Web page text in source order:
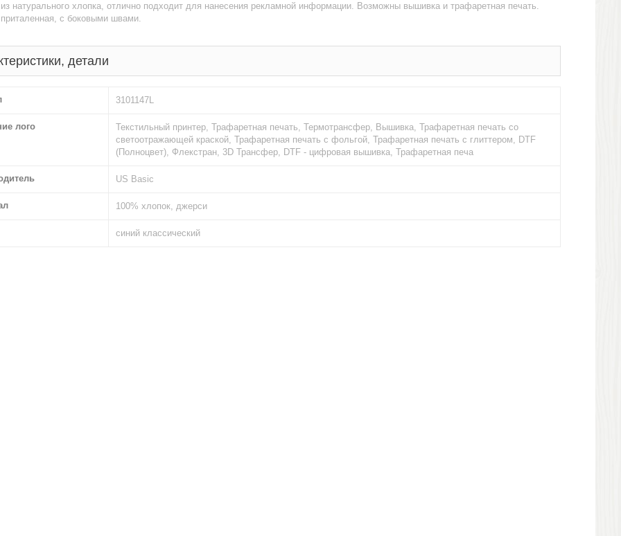
натурального хлопка, отлично подходит для нанесения рекламной информации. Возможны вышивка и трафаретная печать.
с боковыми швами.
детали
3101147L
лого
Текстильный принтер, Трафаретная печать, Термотрансфер, Вышивка, Трафаретная печать со
светоотражающей краской, Трафаретная печать с фольгой, Трафаретная печать с глиттером, DTF
(Полноцвет), Флекстран, 3D Трансфер, DTF - цифровая вышивка, Трафаретная печа
US Basic
100% хлопок, джерси
синий классический